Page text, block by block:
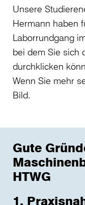
Unsere
Hermann haben
Laborrundgang
bei dem Sie sich
durchklicken
Wenn Sie mehr
Bild.
Gute
HTWG
1.